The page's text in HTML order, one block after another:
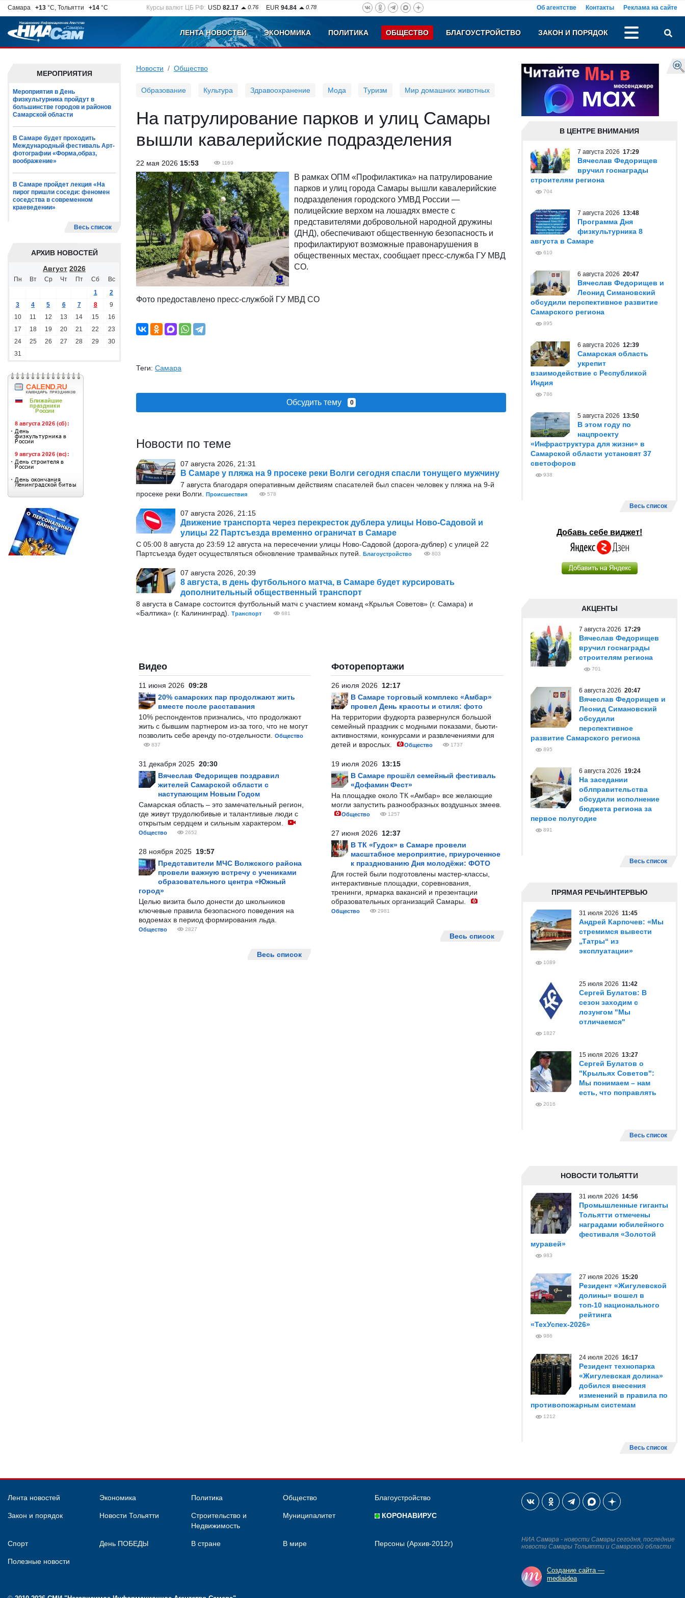
Самара +13 °C, Тольятти +14 °C Курсы валют ЦБ РФ: USD 82.17 0.76 EUR 94.84 0.78 Об агентстве Контакты Реклама на сайте
ЛЕНТА НОВОСТЕЙ ЭКОНОМИКА ПОЛИТИКА ОБЩЕСТВО БЛАГОУСТРОЙСТВО ЗАКОН И ПОРЯДОК
МЕРОПРИЯТИЯ
Мероприятия в День
физкультурника пройдут в
большинстве городов и районов
Самарской области
В Самаре будет проходить
Международный фестиваль Арт-
фотографии «Форма,образ,
воображение»
В Самаре пройдет лекция «На
пирог пришли соседи: феномен
соседства в современном
краеведении»
Весь список
АРХИВ НОВОСТЕЙ
Август 2026
Пн Вт Ср Чт Пт Сб
Вс
1
2
3
4 5 6 7 8
9
10
11 12 13 14 15
16
17
18 19 20 21 22
23
24
25 26 27 28 29
30
31
Новости Общество
Образование Культура Здравоохранение Мода Туризм Мир домашних животных
На патрулирование парков и улиц Самары
вышли кавалерийские подразделения
22 мая 2026 15:53 1169
В рамках ОПМ «Профилактика» на патрулирование
парков и улиц города Самары вышли кавалерийские
подразделения городского УМВД России —
полицейские верхом на лошадях вместе с
представителями добровольной народной дружины
(ДНД), обеспечивают общественную безопасность и
профилактируют возможные правонарушения в
общественных местах, сообщает пресс-служба ГУ МВД
СО.
Фото предоставлено пресс-службой ГУ МВД СО
Теги: Самара
Обсудить тему 0
Новости по теме
07 августа 2026, 21:31
В Самаре у пляжа на 9 просеке реки Волги сегодня спасли тонущего мужчину
7 августа благодаря оперативным действиям спасателей был спасен человек у пляжа на 9-й
просеке реки Волги.
Происшествия 578
07 августа 2026, 21:15
Движение транспорта через перекресток дублера улицы Ново-Садовой и
улицы 22 Партсъезда временно ограничат в Самаре
С 05:00 8 августа до 23:59 12 августа на пересечении улицы Ново-Садовой (дорога-дублер) с улицей 22
Партсъезда будет осуществляться обновление трамвайных путей.
Благоустройство 803
07 августа 2026, 20:39
8 августа, в день футбольного матча, в Самаре будет курсировать
дополнительный общественный транспорт
8 августа в Самаре состоится футбольный матч с участием команд «Крылья Советов» (г. Самара) и
«Балтика» (г. Калининград).
Транспорт 681
Видео
11 июня 2026 09:28
20% самарских пар продолжают жить
вместе после расставания
10% респондентов признались, что продолжают
жить с бывшим партнером из-за того, что не могут
позволить себе аренду по-отдельности.
Общество
837
31 декабря 2025 20:30
Вячеслав Федорищев поздравил
жителей Самарской области с
наступающим Новым Годом
Самарская область – это замечательный регион,
где живут трудолюбивые и талантливые люди с
открытым сердцем и сильным характером.
Общество 2652
28 ноября 2025 19:57
Представители МЧС Волжского района
провели важную встречу с учениками
образовательного центра «Южный
город»
Целью визита было донести до школьников
ключевые правила безопасного поведения на
водоемах в период формирования льда.
Общество 2827
Весь список
Фоторепортажи
26 июля 2026 12:17
В Самаре торговый комплекс «Амбар»
провел День красоты и стиля: фото
На территории фудкорта развернулся большой
семейный праздник с модными показами, бьюти-
активностями, конкурсами и развлечениями для
детей и взрослых.
Общество 1737
19 июля 2026 13:15
В Самаре прошёл семейный фестиваль
«Дофамин Фест»
На площадке около ТК «Амбар» все желающие
могли запустить разнообразных воздушных змеев.
Общество 1257
27 июня 2026 12:37
В ТК «Гудок» в Самаре провели
масштабное мероприятие, приуроченное
к празднованию Дня молодёжи: ФОТО
Для гостей были подготовлены мастер-классы,
интерактивные площадки, соревнования,
тренинги, ярмарка вакансий и презентации
образовательных организаций Самары.
Общество 2981
Весь список
В ЦЕНТРЕ ВНИМАНИЯ
7 августа 2026 17:29
Вячеслав Федорищев
вручил госнаграды
строителям региона
704
7 августа 2026 13:48
Программа Дня
физкультурника 8
августа в Самаре
610
6 августа 2026 20:47
Вячеслав Федорищев и
Леонид Симановский
обсудили перспективное развитие
Самарского региона
895
6 августа 2026 12:39
Самарская область
укрепит
взаимодействие с Республикой
Индия
786
5 августа 2026 13:50
В этом году по
нацпроекту
«Инфраструктура для жизни» в
Самарской области установят 37
светофоров
938
Весь список
Добавь себе виджет!
АКЦЕНТЫ
7 августа 2026 17:29
Вячеслав Федорищев
вручил госнаграды
строителям региона
701
6 августа 2026 20:47
Вячеслав Федорищев и
Леонид Симановский
обсудили
перспективное
развитие Самарского региона
895
6 августа 2026 19:24
На заседании
облправительства
обсудили исполнение
бюджета региона за
первое полугодие
891
Весь список
ПРЯМАЯ РЕЧЬ/ИНТЕРВЬЮ
31 июля 2026 11:45
Андрей Карпочев: «Мы
стремимся вывести
„Татры“ из
эксплуатации»
1089
25 июля 2026 11:42
Сергей Булатов: В
сезон заходим с
лозунгом "Мы
отличаемся"
1827
15 июля 2026 13:27
Сергей Булатов о
"Крыльях Советов":
Мы понимаем – нам
есть, что поправлять
2016
Весь список
НОВОСТИ ТОЛЬЯТТИ
31 июля 2026 14:56
Промышленные гиганты
Тольятти отмечены
наградами юбилейного
фестиваля «Золотой
муравей»
983
27 июля 2026 15:20
Резидент «Жигулевской
долины» вошел в
топ-10 национального
рейтинга
«ТехУспех-2026»
986
24 июля 2026 16:17
Резидент технопарка
«Жигулевская долина»
добился внесения
изменений в правила по
противопожарным системам
1212
Весь список
Лента новостей Экономика Политика Общество Благоустройство
Закон и порядок Новости Тольятти
Строительство и
Недвижимость
Муниципалитет КОРОНАВИРУС
Спорт День ПОБЕДЫ В стране В мире Персоны (Архив-2012г)
Полезные новости
НИА Самара - новости Самары сегодня, последние
новости Самары Тольятти и Самарской области
Создание сайта —
mediaidea